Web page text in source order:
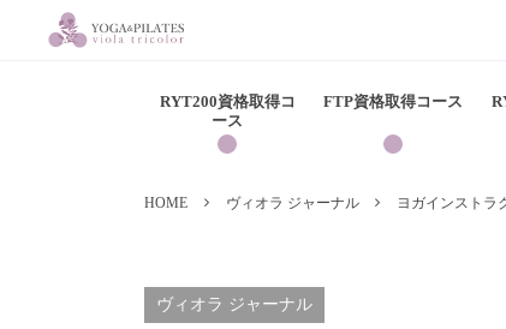
RYT200資格取得コ
ース
FTP資格取得コース
HOME ヴィオラ ジャーナル ヨガインスト
ヴィオラ ジャーナル